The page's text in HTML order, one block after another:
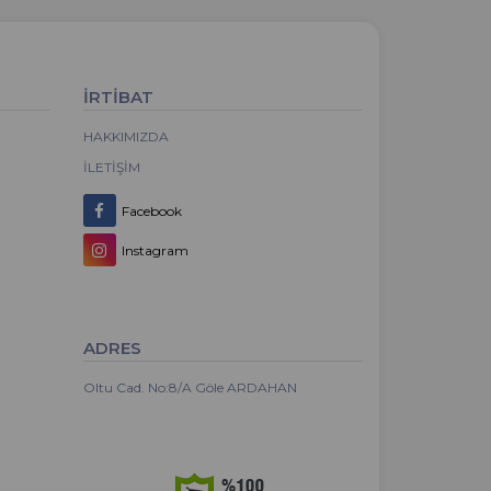
İRTİBAT
HAKKIMIZDA
İLETIŞIM
Facebook
Instagram
ADRES
Oltu Cad. No:8/A Göle ARDAHAN